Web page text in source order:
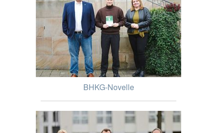
BHKG-Novelle